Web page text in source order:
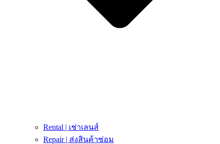
Rental | เช่าเลนส์
Repair | ส่งสินค้าซ่อม